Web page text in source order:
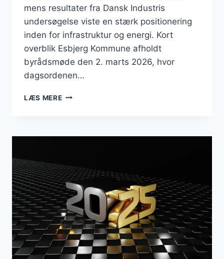
mens resultater fra Dansk Industris
undersøgelse viste en stærk positionering
inden for infrastruktur og energi. Kort
overblik Esbjerg Kommune afholdt
byrådsmøde den 2. marts 2026, hvor
dagsordenen…
LÆS MEREBUSINESS
I
BUDGETFOKUS
PRÆGEDE
MÅNEDEN